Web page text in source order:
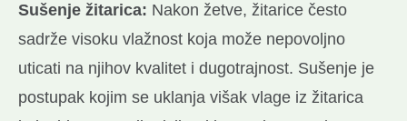
Sušenje žitarica: Nakon žetve, žitarice često
sadrže visoku vlažnost koja može nepovoljno
uticati na njihov kvalitet i dugotrajnost. Sušenje je
postupak kojim se uklanja višak vlage iz žitarica